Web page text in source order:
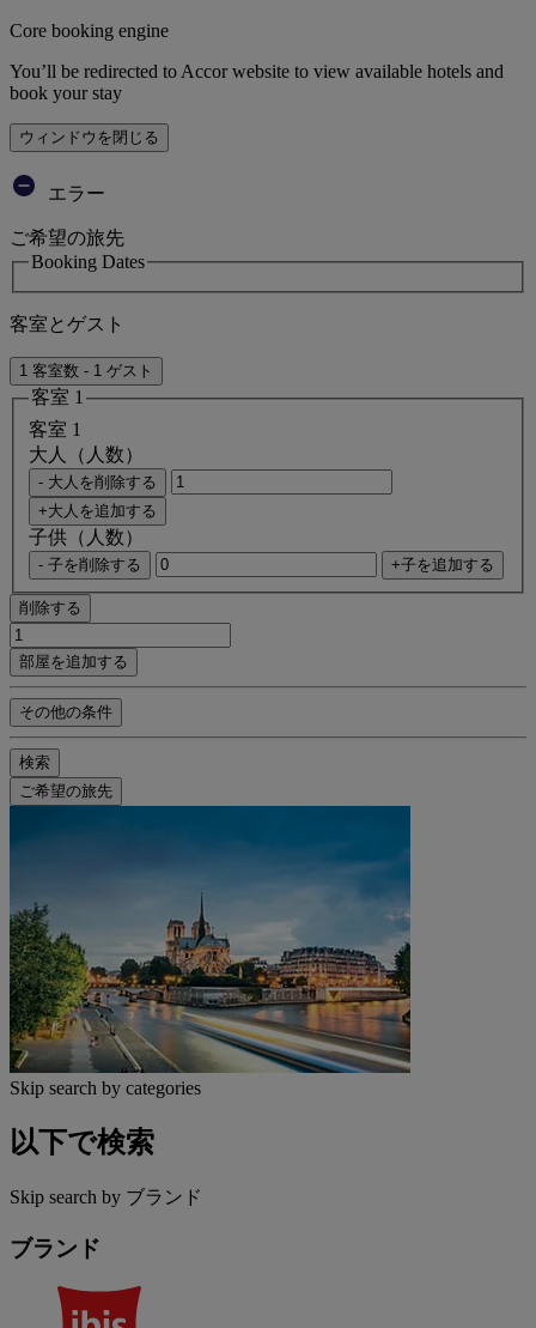
Core booking engine
You’ll be redirected to Accor website to view available hotels and
book your stay
ウィンドウを閉じる
エラー
ご希望の旅先
Booking Dates
客室とゲスト
1 客室数 - 1 ゲスト
客室 1
客室 1
大人（人数）
- 大人を削除する
+大人を追加する
子供（人数）
- 子を削除する +子を追加する
削除する
部屋を追加する
その他の条件
検索
ご希望の旅先
Skip search by categories
以下で検索
Skip search by ブランド
ブランド